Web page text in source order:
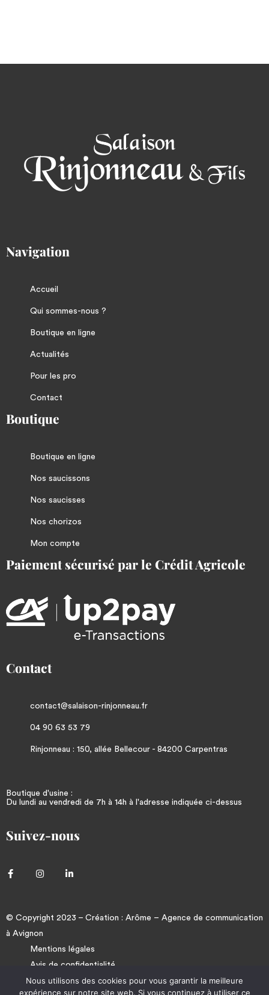
Navigation
Accueil
Qui sommes-nous ?
Boutique en ligne
Actualités
Pour les pro
Contact
Boutique
Boutique en ligne
Nos saucissons
Nos saucisses
Nos chorizos
Mon compte
Paiement sécurisé par le Crédit Agricole
Contact
contact@salaison-rinjonneau.fr
04 90 63 53 79
Rinjonneau : 150, allée Bellecour - 84200 Carpentras
Boutique d'usine :
Du lundi au vendredi de 7h à 14h à l'adresse indiquée ci-dessus
Suivez-nous
© Copyright 2023 – Création : Arôme – Agence de communication
à Avignon
Mentions légales
Avis de confidentialité
CGV
Nous utilisons des cookies pour vous garantir la meilleure
expérience sur notre site web. Si vous continuez à utiliser ce